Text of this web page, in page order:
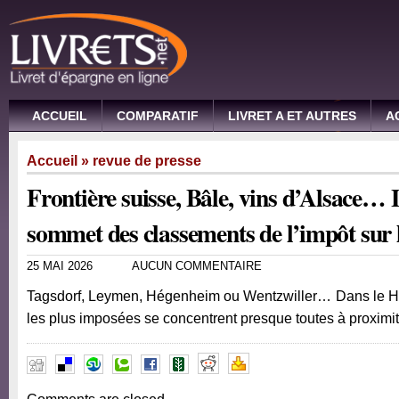
ACCUEIL COMPARATIF LIVRET A ET AUTRES
Accueil » revue de presse
Frontière suisse, Bâle, vins
sommet des classements de l’impôt
25 MAI 2026 AUCUN COMMENTAIRE
Tagsdorf, Leymen, Hégenheim ou Wentzwiller… Dans le
les plus imposées se concentrent presque toutes à